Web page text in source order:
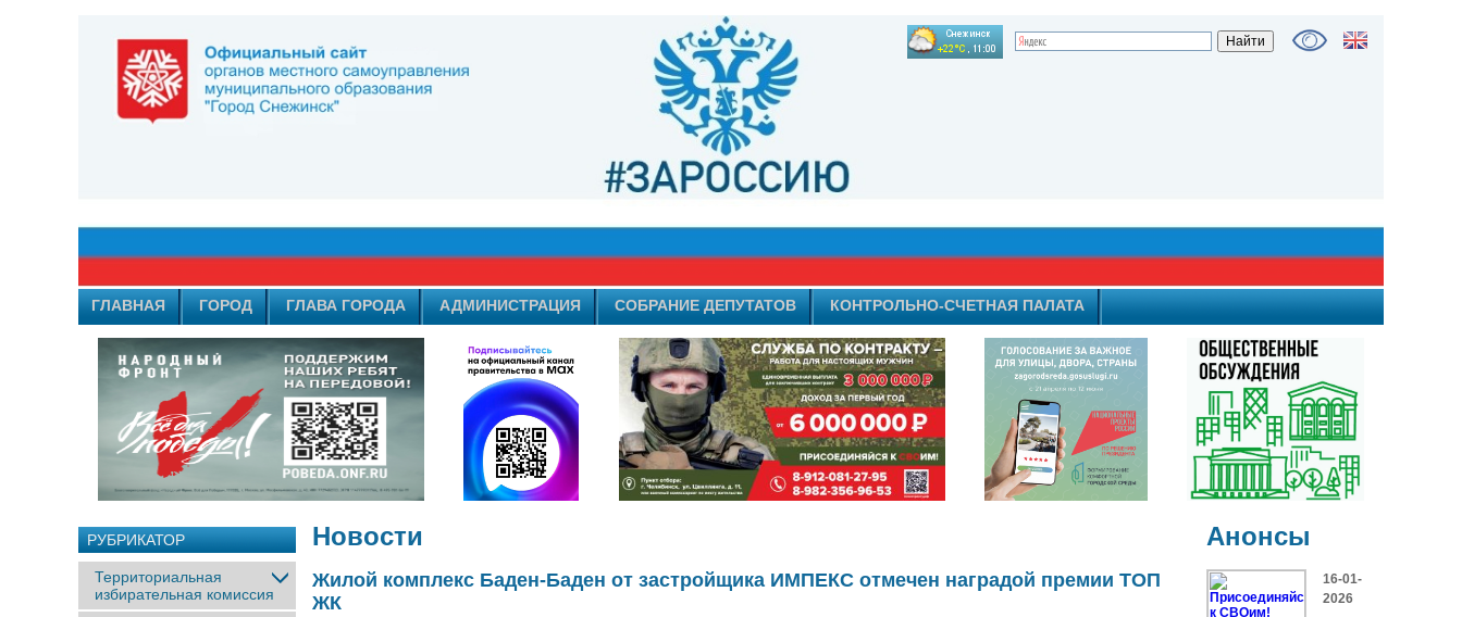
ГЛАВНАЯ ГОРОД ГЛАВА ГОРОДА АДМИНИСТРАЦИЯ СОБРАНИЕ ДЕПУТАТОВ КОНТРОЛЬНО-СЧЕТНАЯ ПАЛАТА
РУБРИКАТОР
Территориальная
избирательная комиссия
Новости
Жилой комплекс Баден-Баден от застройщика ИМПЕКС отмечен наградой премии ТОП
ЖК
Анонсы
16-01-
2026